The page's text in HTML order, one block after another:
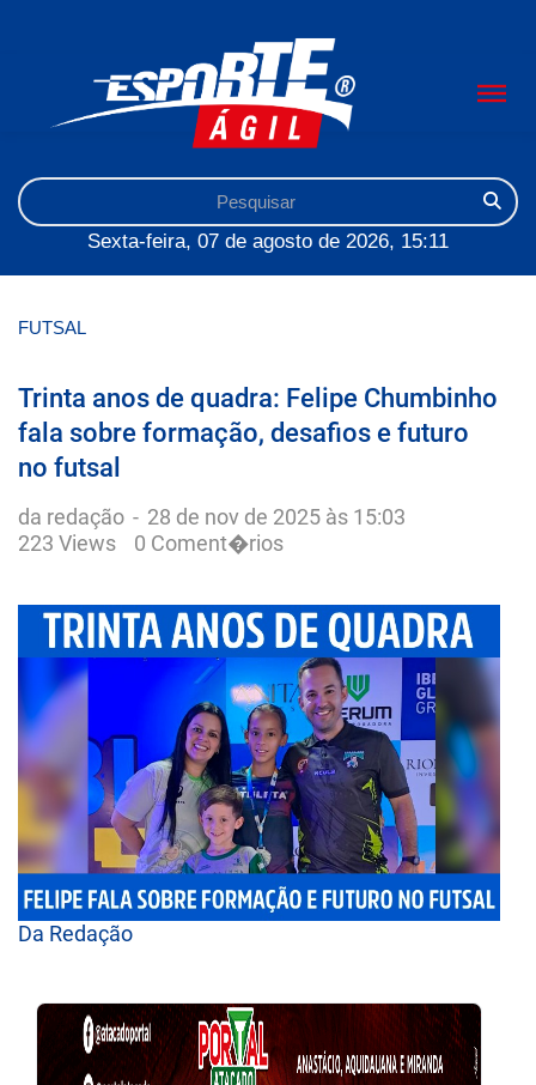
Sexta-feira, 07 de agosto de 2026, 15:11
FUTSAL
Trinta anos de quadra: Felipe Chumbinho
fala sobre formação, desafios e futuro
no futsal
da redação - 28 de nov de 2025 às 15:03
223 Views
0 Coment�rios
Da Redação